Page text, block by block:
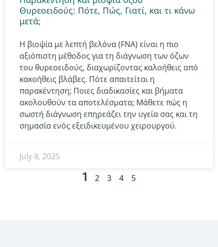
Θυρεοειδούς: Πότε, Πώς, Γιατί, και τι κάνω
μετά;
Η βιοψία με λεπτή βελόνα (FNA) είναι η πιο
αξιόπιστη μέθοδος για τη διάγνωση των όζων
του θυρεοειδούς, διαχωρίζοντας καλοήθεις από
κακοήθεις βλάβες. Πότε απαιτείται η
παρακέντηση; Ποιες διαδικασίες και βήματα
ακολουθούν τα αποτελέσματα; Μάθετε πώς η
σωστή διάγνωση επηρεάζει την υγεία σας και τη
σημασία ενός εξειδικευμένου χειρουργού.
July 8, 2025
1 2 3 4 5